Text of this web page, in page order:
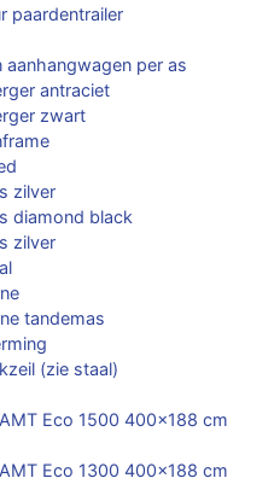
paardentrailer
aanhangwagen per as
antraciet
zwart
zilver
diamond black
zilver
tandemas
(zie staal)
Eco 1500 400×188 cm
Eco 1300 400×188 cm